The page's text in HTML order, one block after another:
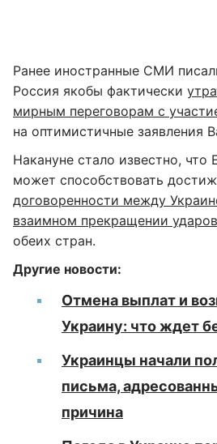
Ранее иностранные СМИ
Россия якобы фактически
мирным переговорам с
на оптимистичные заявления
Накануне стало известно,
может способствовать
договоренности между
взаимном прекращении ударов
обеих стран.
Другие новости:
Отмена выплат и
Украину: что ждет
Украинцы начали
письма,
причина